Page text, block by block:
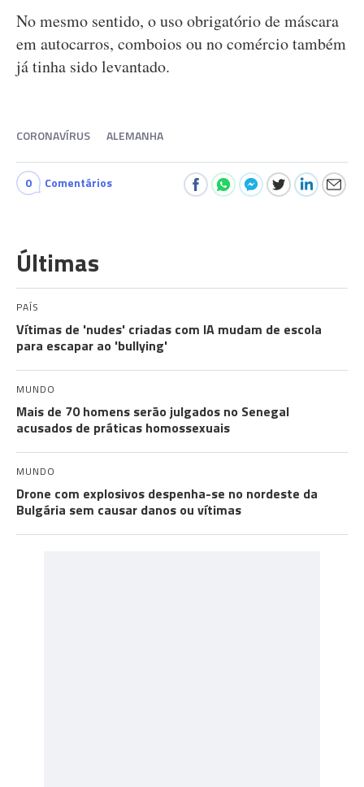
No mesmo sentido, o uso obrigatório de máscara
em autocarros, comboios ou no comércio também
já tinha sido levantado.
CORONAVÍRUS ALEMANHA
0 Comentários
Últimas
PAÍS
Vítimas de 'nudes' criadas com IA mudam de escola
para escapar ao 'bullying'
MUNDO
Mais de 70 homens serão julgados no Senegal
acusados de práticas homossexuais
MUNDO
Drone com explosivos despenha-se no nordeste da
Bulgária sem causar danos ou vítimas